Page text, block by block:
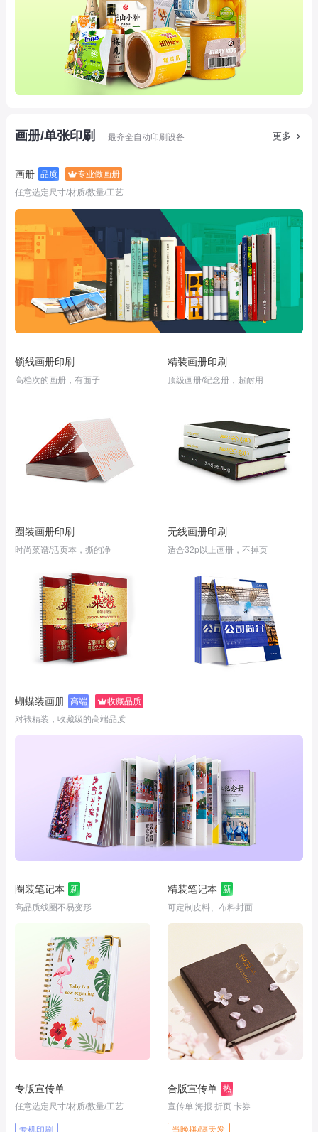
画册/单张印刷 最齐全自动印刷设备 更多
画册 品质
专业做画册
任意选定尺寸/材质/数量/工艺
锁线画册印刷
高档次的画册，有面子
精装画册印刷
顶级画册/纪念册，超耐用
圈装画册印刷
时尚菜谱/活页本，撕的净
无线画册印刷
适合32p以上画册，不掉页
蝴蝶装画册 高端
收藏品质
对裱精装，收藏级的高端品质
圈装笔记本
新
高品质线圈不易变形
精装笔记本
新
可定制皮料、布料封面
专版宣传单
任意选定尺寸/材质/数量/工艺
专机印刷
合版宣传单 热
宣传单 海报 折页 卡券
当晚拼/隔天发